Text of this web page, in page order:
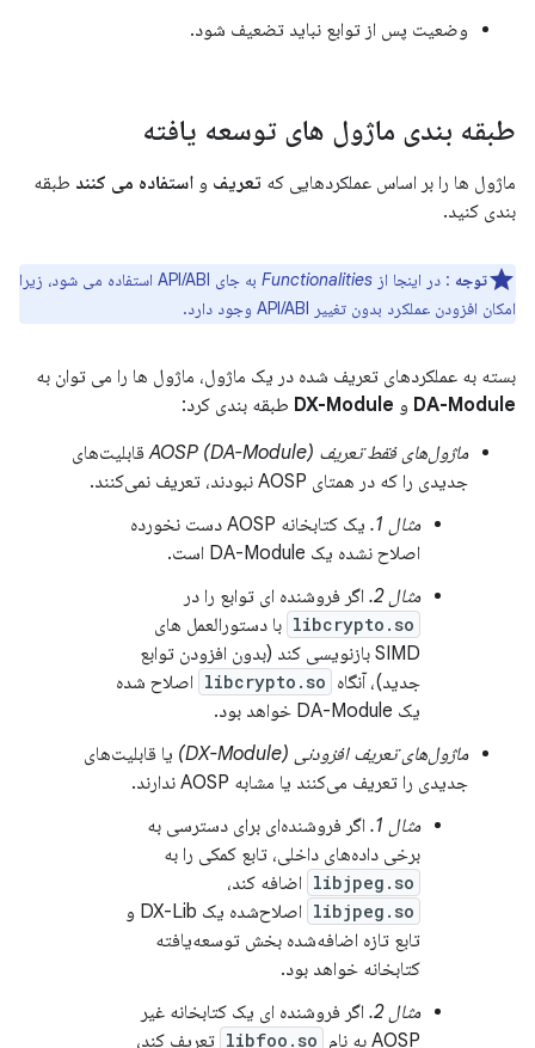
وضعیت پس از توابع نباید تضعیف شود.
طبقه بندی ماژول های توسعه یافته
ماژول ها را بر اساس عملکردهایی که تعریف و استفاده می کنند طبقه
بندی کنید.
توجه : در اینجا از Functionalities
به جای API/ABI استفاده می شود، زیرا
امکان افزودن عملکرد بدون تغییر API/ABI وجود دارد.
بسته به عملکردهای تعریف شده در یک ماژول، ماژول ها را می توان به
DA-Module و DX-Module طبقه بندی کرد:
ماژول‌های فقط تعریف AOSP (DA-Module)
قابلیت‌های
جدیدی را که در همتای AOSP نبودند، تعریف نمی‌کنند.
مثال 1.
یک کتابخانه AOSP دست نخورده
اصلاح نشده یک DA-Module است.
مثال 2.
اگر فروشنده ای توابع را در
libcrypto.so با دستورالعمل های
SIMD بازنویسی کند (بدون افزودن توابع
جدید)، آنگاه libcrypto.so اصلاح شده
یک DA-Module خواهد بود.
ماژول‌های تعریف افزودنی (DX-Module)
یا قابلیت‌های
جدیدی را تعریف می‌کنند یا مشابه AOSP ندارند.
مثال 1.
اگر فروشنده‌ای برای دسترسی به
برخی داده‌های داخلی، تابع کمکی را به
libjpeg.so اضافه کند،
libjpeg.so
اصلاح‌شده یک DX-Lib و
تابع تازه اضافه‌شده بخش توسعه‌یافته
کتابخانه خواهد بود.
مثال 2.
اگر فروشنده ای یک کتابخانه غیر
AOSP به نام
libfoo.so تعریف کند،